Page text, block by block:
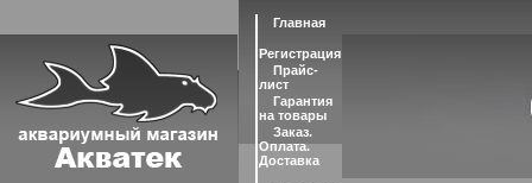
Главная
Регистрация
Прайс-
лист
Гарантия
на товары
Заказ.
Оплата.
Доставка